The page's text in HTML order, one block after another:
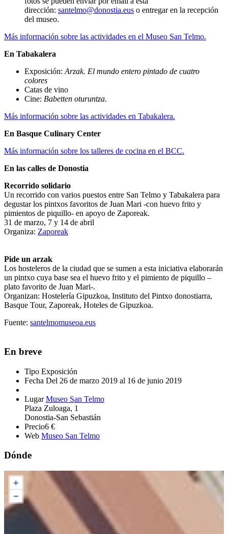
dirección: santelmo@donostia.eus o entregar en la recepción
del museo.
Más información sobre las actividades en el Museo San Telmo.
En Tabakalera
Exposición: Arzak. El mundo entero pintado de cuatro
colores
Catas de vino
Cine: Babetten oturuntza.
Más información sobre las actividades en Tabakalera.
En Basque Culinary Center
Más información sobre los talleres de cocina en el BCC.
En las calles de Donostia
Recorrido solidario
Un recorrido con varios puestos entre San Telmo y Tabakalera para
degustar los pintxos favoritos de Juan Mari -con huevo frito y
pimientos de piquillo- en apoyo de Zaporeak.
31 de marzo, 7 y 14 de abril
Organiza: Zaporeak
Pide un arzak
Los hosteleros de la ciudad que se sumen a esta iniciativa elaborarán
un pintxo cuya base sea el huevo frito y el pimiento de piquillo –
plato favorito de Juan Mari-.
Organizan: Hostelería Gipuzkoa, Instituto del Pintxo donostiarra,
Basque Tour, Zaporeak, Hoteles de Gipuzkoa.
Fuente: santelmomuseoa.eus
En breve
Tipo Exposición
Fecha Del 26 de marzo 2019 al 16 de junio 2019
Lugar Museo San Telmo
Plaza Zuloaga, 1
Donostia-San Sebastián
Precio6 €
Web Museo San Telmo
Dónde
+
−